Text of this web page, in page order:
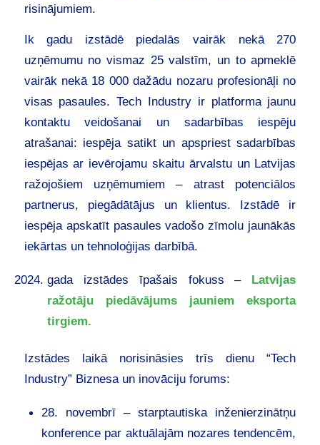
risinājumiem.
Ik gadu izstādē piedalās vairāk nekā 270
uzņēmumu no vismaz 25 valstīm, un to apmeklē
vairāk nekā 18 000 dažādu nozaru profesionāļi no
visas pasaules. Tech Industry ir platforma jaunu
kontaktu veidošanai un sadarbības iespēju
atrašanai: iespēja satikt un apspriest sadarbības
iespējas ar ievērojamu skaitu ārvalstu un Latvijas
ražojošiem uzņēmumiem – atrast potenciālos
partnerus, piegādātājus un klientus. Izstādē ir
iespēja apskatīt pasaules vadošo zīmolu jaunākās
iekārtas un tehnoloģijas darbībā.
gada izstādes īpašais fokuss –Latvijas
ražotāju piedāvājums jauniem eksporta
tirgiem.
Izstādes laikā norisināsies trīs dienu “Tech
Industry” Biznesa un inovāciju forums:
28. novembrī – starptautiska inženierzinātņu
konference par aktuālajām nozares tendencēm,